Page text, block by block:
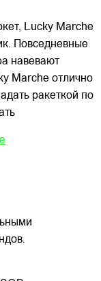
Lucky Marche
Повседневные
навевают
Marche отлично
ракеткой по